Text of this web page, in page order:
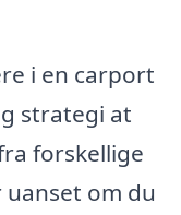
i en carport
strategi at
forskellige
om du